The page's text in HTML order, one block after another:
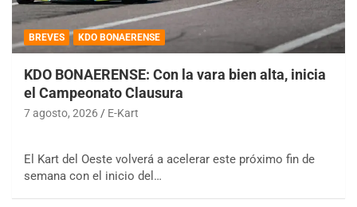
BREVES KDO BONAERENSE
KDO BONAERENSE: Con la vara bien alta, inicia
el Campeonato Clausura
7 agosto, 2026 E-Kart
El Kart del Oeste volverá a acelerar este próximo fin de
semana con el inicio del…